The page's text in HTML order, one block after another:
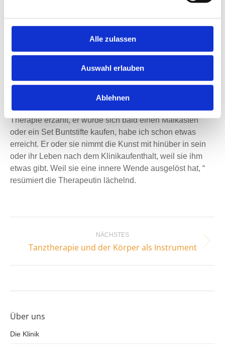
Alle zulassen
Auswahl erlauben
Ablehnen
auf das vom Gegenüber Geschaffene. Sabine Fernkorn
merkt hierzu an: „Ein leeres Blatt kann hierbei genauso
viel sagen, wie ein bunter Garten. Dann sprechen wir
eben darüber, was hier nicht gemalt wurde.“
Kunsttherapie schafft eine Gemeinsamkeit unter den
Patienten, sie entdecken ihre inneren Schätze und
Möglichkeiten – und wie sie diese mit eigenen Mitteln
kreativ hervorrufen können. „Wenn mir jemand nach der
Therapie erzählt, er würde sich bald einen Malkasten
oder ein Set Buntstifte kaufen, habe ich schon etwas
erreicht. Er oder sie nimmt die Kunst mit hinüber in sein
oder ihr Leben nach dem Klinikaufenthalt, weil sie ihm
etwas gibt. Weil sie eine innere Wende ausgelöst hat, “
resümiert die Therapeutin lächelnd.
NÄCHSTES
Nächster
Tanztherapie und der Körper als Instrument
Über uns
Die Klinik